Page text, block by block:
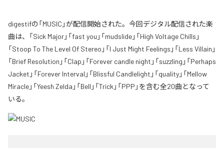
digestifの「MUSIC」が配信開始された。今回デジタル配信された楽
曲は、「Sick Major」「fast you」「mudslide」「High Voltage Chills」
「Stoop To The Level Of Stereo」「I Just Might Feelings」「Less Villain」
「Brief Resolution」「Clap」「Forever candle night」「suzzling」「Perhaps
Jacket」「Forever Interval」「Blissful Candlelight」「quality」「Mellow
Miracle」「Yeesh Zelda」「Bell」「Trick」「PPP」を含む全20曲となって
いる。